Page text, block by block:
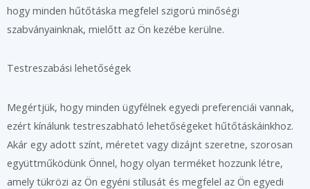
hogy minden hűtőtáska megfelel szigorú minőségi
szabványainknak, mielőtt az Ön kezébe kerülne.
Testreszabási lehetőségek
Megértjük, hogy minden ügyfélnek egyedi preferenciái vannak,
ezért kínálunk testreszabható lehetőségeket hűtőtáskáinkhoz.
Akár egy adott színt, méretet vagy dizájnt szeretne, szorosan
együttműködünk Önnel, hogy olyan terméket hozzunk létre,
amely tükrözi az Ön egyéni stílusát és megfelel az Ön egyedi